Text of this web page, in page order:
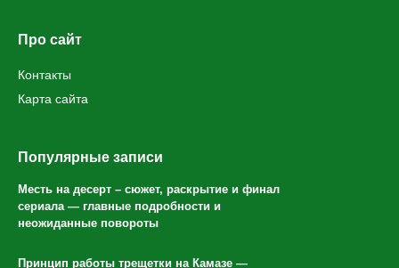
Про сайт
Контакты
Карта сайта
Популярные записи
Месть на десерт – сюжет, раскрытие и финал
сериала — главные подробности и
неожиданные повороты
Принцип работы трещетки на Камазе —